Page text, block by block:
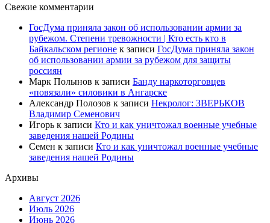
Свежие комментарии
ГосДума приняла закон об использовании армии за
рубежом. Степени тревожности | Кто есть кто в
Байкальском регионе к записи ГосДума приняла закон
об использовании армии за рубежом для защиты
россиян
Марк Полынов к записи Банду наркоторговцев
«повязали» силовики в Ангарске
Александр Полозов к записи Некролог: ЗВЕРЬКОВ
Владимир Семенович
Игорь к записи Кто и как уничтожал военные учебные
заведения нашей Родины
Семен к записи Кто и как уничтожал военные учебные
заведения нашей Родины
Архивы
Август 2026
Июль 2026
Июнь 2026